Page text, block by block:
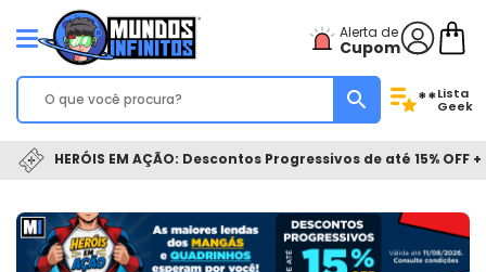
Alerta de
Cupom
**Lista
Geek
HERÓIS EM AÇÃO: Descontos Progressivos de até 15% OFF